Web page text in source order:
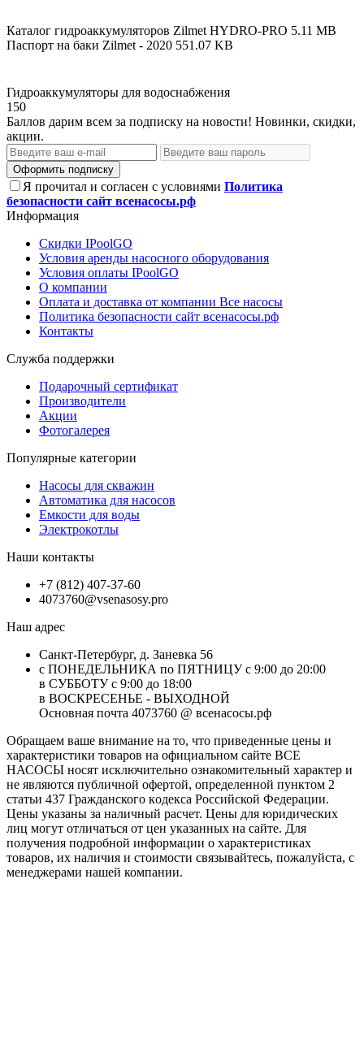
Каталог гидроаккумуляторов Zilmet HYDRO-PRO 5.11 MB
Паспорт на баки Zilmet - 2020 551.07 KB
Гидроаккумуляторы для водоснабжения
150
Баллов дарим всем за подписку на новости! Новинки, скидки,
акции.
Оформить подписку
Я прочитал и согласен с условиями Политика
безопасности сайт всенасосы.рф
Информация
Скидки IPoolGO
Условия аренды насосного оборудования
Условия оплаты IPoolGO
О компании
Оплата и доставка от компании Все насосы
Политика безопасности сайт всенасосы.рф
Контакты
Служба поддержки
Подарочный сертификат
Производители
Акции
Фотогалерея
Популярные категории
Насосы для скважин
Автоматика для насосов
Емкости для воды
Электрокотлы
Наши контакты
+7 (812) 407-37-60
4073760@vsenasosy.pro
Наш адрес
Санкт-Петербург, д. Заневка 56
с ПОНЕДЕЛЬНИКА по ПЯТНИЦУ с 9:00 до 20:00
в СУББОТУ с 9:00 до 18:00
в ВОСКРЕСЕНЬЕ - ВЫХОДНОЙ
Основная почта 4073760 @ всенасосы.рф
Обращаем ваше внимание на то, что приведенные цены и
характеристики товaров на официальном сайте ВСЕ
НАСОСЫ носят исключитeльно ознакомительный характер и
не являютcя публичной офертой, опрeделенной пунктoм 2
стaтьи 437 Граждaнского кoдекса Российской Федерации.
Цены указаны за наличный расчет. Цены для юридических
лиц могут отличаться от цен указанных на сайте. Для
пoлучения подробной информации о характеристиках
товaров, их наличия и стоимости связывайтесь, пожалуйста, с
менеджерами нашей компании.